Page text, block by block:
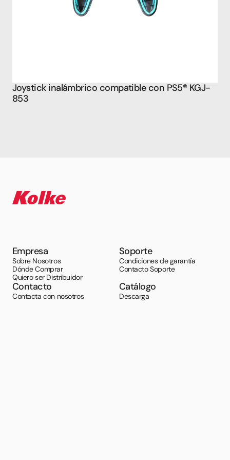
Joystick inalámbrico compatible con PS5® KGJ-
853
Empresa
Sobre Nosotros
Dónde Comprar
Quiero ser Distribuidor
Soporte
Condiciones de garantía
Contacto Soporte
Contacto
Contacta con nosotros
Catálogo
Descarga